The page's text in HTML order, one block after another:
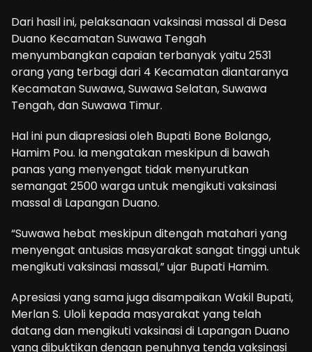
Dari hasil ini, pelaksanaan vaksinasi massal di Desa
Duano Kecamatan Suwawa Tengah
menyumbangkan capaian terbanyak yaitu 2531
orang yang terbagi dari 4 Kecamatan diantaranya
Kecamatan Suwawa, Suwawa Selatan, Suwawa
Tengah, dan Suwawa Timur.
Hal ini pun diapresiasi oleh Bupati Bone Bolango,
Hamim Pou. Ia mengatakan meskipun di bawah
panas yang menyengat tidak menyurutkan
semangat 2500 warga untuk mengikuti vaksinasi
massal di Lapangan Duano.
“Suwawa hebat meskipun ditengah matahari yang
menyengat antusias masyarakat sangat tinggi untuk
mengikuti vaksinasi massal,” ujar Bupati Hamim.
Apresiasi yang sama juga disampaikan Wakil Bupati,
Merlan S. Uloli kepada masyarakat yang telah
datang dan mengikuti vaksinasi di Lapangan Duano
yang dibuktikan dengan penuhnya tenda vaksinasi